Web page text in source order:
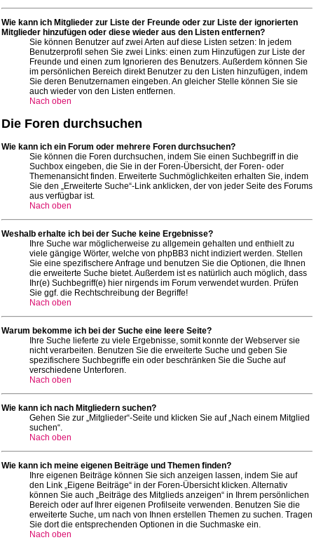
Wie kann ich Mitglieder zur Liste der Freunde oder zur Liste der ignorierten
Mitglieder hinzufügen oder diese wieder aus den Listen entfernen?
Sie können Benutzer auf zwei Arten auf diese Listen setzen: In jedem
Benutzerprofil sehen Sie zwei Links: einen zum Hinzufügen zur Liste der
Freunde und einen zum Ignorieren des Benutzers. Außerdem können Sie
im persönlichen Bereich direkt Benutzer zu den Listen hinzufügen, indem
Sie deren Benutzernamen eingeben. An gleicher Stelle können Sie sie
auch wieder von den Listen entfernen.
Nach oben
Die Foren durchsuchen
Wie kann ich ein Forum oder mehrere Foren durchsuchen?
Sie können die Foren durchsuchen, indem Sie einen Suchbegriff in die
Suchbox eingeben, die Sie in der Foren-Übersicht, der Foren- oder
Themenansicht finden. Erweiterte Suchmöglichkeiten erhalten Sie, indem
Sie den „Erweiterte Suche“-Link anklicken, der von jeder Seite des Forums
aus verfügbar ist.
Nach oben
Weshalb erhalte ich bei der Suche keine Ergebnisse?
Ihre Suche war möglicherweise zu allgemein gehalten und enthielt zu
viele gängige Wörter, welche von phpBB3 nicht indiziert werden. Stellen
Sie eine spezifischere Anfrage und benutzen Sie die Optionen, die Ihnen
die erweiterte Suche bietet. Außerdem ist es natürlich auch möglich, dass
Ihr(e) Suchbegriff(e) hier nirgends im Forum verwendet wurden. Prüfen
Sie ggf. die Rechtschreibung der Begriffe!
Nach oben
Warum bekomme ich bei der Suche eine leere Seite?
Ihre Suche lieferte zu viele Ergebnisse, somit konnte der Webserver sie
nicht verarbeiten. Benutzen Sie die erweiterte Suche und geben Sie
spezifischere Suchbegriffe ein oder beschränken Sie die Suche auf
verschiedene Unterforen.
Nach oben
Wie kann ich nach Mitgliedern suchen?
Gehen Sie zur „Mitglieder“-Seite und klicken Sie auf „Nach einem Mitglied
suchen“.
Nach oben
Wie kann ich meine eigenen Beiträge und Themen finden?
Ihre eigenen Beiträge können Sie sich anzeigen lassen, indem Sie auf
den Link „Eigene Beiträge“ in der Foren-Übersicht klicken. Alternativ
können Sie auch „Beiträge des Mitglieds anzeigen“ in Ihrem persönlichen
Bereich oder auf Ihrer eigenen Profilseite verwenden. Benutzen Sie die
erweiterte Suche, um nach von Ihnen erstellen Themen zu suchen. Tragen
Sie dort die entsprechenden Optionen in die Suchmaske ein.
Nach oben